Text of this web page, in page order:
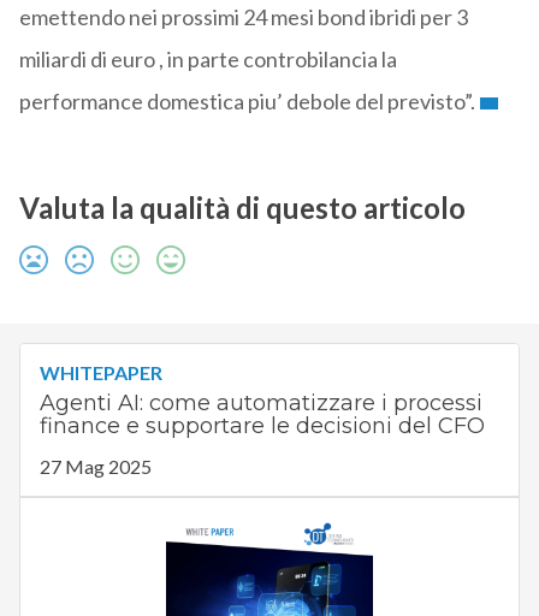
emettendo nei prossimi 24 mesi bond ibridi per 3
miliardi di euro , in parte controbilancia la
performance domestica piu’ debole del previsto”.
Valuta la qualità di questo articolo
WHITEPAPER
Agenti AI: come automatizzare i processi
finance e supportare le decisioni del CFO
27 Mag 2025